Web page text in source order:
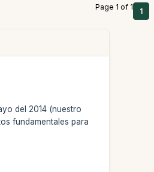
Page 1 of 1 1
del 2014 (nuestro
fundamentales para